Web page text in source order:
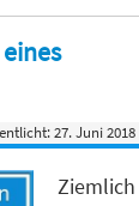
27. Juni 2018
Ziemlich